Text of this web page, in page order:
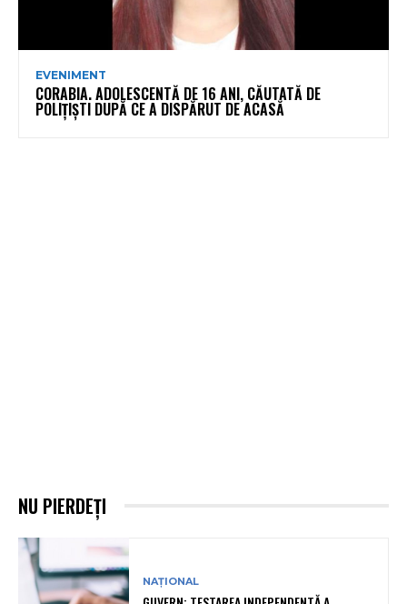
EVENIMENT
CORABIA. ADOLESCENTĂ DE 16 ANI, CĂUTATĂ DE
POLIȚIȘTI DUPĂ CE A DISPĂRUT DE ACASĂ
NU PIERDEȚI
NAȚIONAL